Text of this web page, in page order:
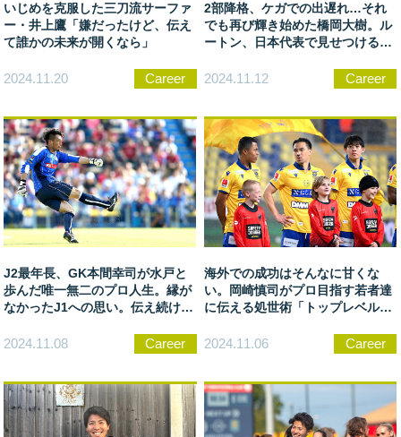
いじめを克服した三刀流サーファ
ー・井上鷹「嫌だったけど、伝え
て誰かの未来が開くなら」
2024.11.20 Career
2部降格、ケガでの出遅れ…それ
でも再び輝き始めた橋岡大樹。ル
ートン、日本代表で見せつける
2024.11.12 Career
J2最年長、GK本間幸司が水戸と
歩んだ唯一無二のプロ人生。縁が
なかったJ1への思い。伝え続けた
2024.11.08 Career
海外での成功はそんなに甘くな
い。岡崎慎司がプロ目指す若者達
に伝える処世術「トップレベルと
2024.11.06 Career